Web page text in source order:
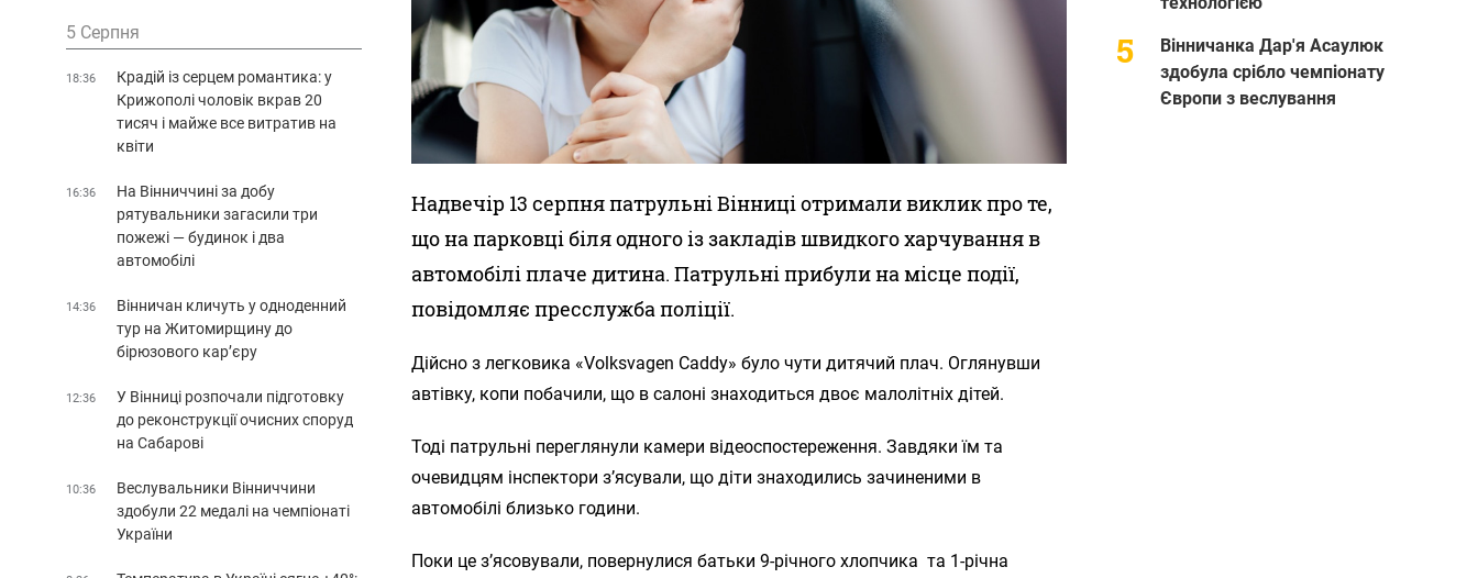
Надвечір 13 серпня патрульні Вінниці отримали виклик про те,
що на парковці біля одного із закладів швидкого харчування в
автомобілі плаче дитина. Патрульні прибули на місце події,
повідомляє пресслужба поліції.
Дійсно з легковика «Volksvagen Caddy» було чути дитячий плач. Оглянувши
автівку, копи побачили, що в салоні знаходиться двоє малолітніх дітей.
Тоді патрульні переглянули камери відеоспостереження. Завдяки їм та
очевидцям інспектори з’ясували, що діти знаходились зачиненими в
автомобілі близько години.
Поки це з’ясовували, повернулися батьки 9-річного хлопчика та 1-річна
Вінничанка Дар'я Асаулюк
здобула срібло чемпіонату
Європи з веслування
5 Серпня
18:36
Крадій із серцем романтика: у
Крижополі чоловік вкрав 20
тисяч і майже все витратив на
квіти
16:36
На Вінниччині за добу
рятувальники загасили три
пожежі — будинок і два
автомобілі
14:36
Вінничан кличуть у одноденний
тур на Житомирщину до
бірюзового кар’єру
12:36
У Вінниці розпочали підготовку
до реконструкції очисних споруд
на Сабарові
10:36
Веслувальники Вінниччини
здобули 22 медалі на чемпіонаті
України